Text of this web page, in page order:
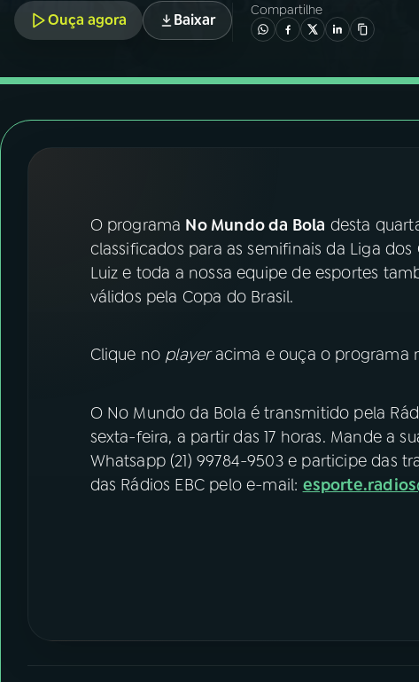
07ÚLTIMAS
08FESTIVAL DE MÚSICA
Instagram X
Ouça agora Baixar
Compartilhe
O programa No Mundo da Bola desta
classificados para as semifinais da Liga dos
Luiz e toda a nossa equipe de esportes
válidos pela Copa do Brasil.
Clique no playeracima e ouça o programa
O No Mundo da Bola é transmitido pela
sexta-feira, a partir das 17 horas. Mande a
Whatsapp (21) 99784-9503 e participe das
das Rádios EBC pelo e-mail: